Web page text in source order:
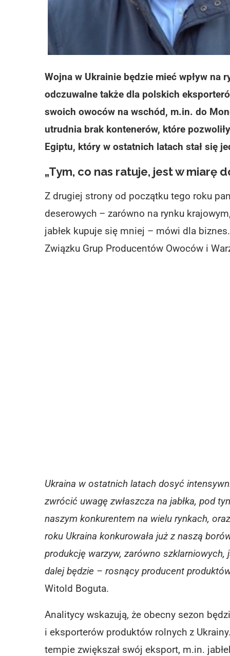
Wojna w Ukrainie będzie mieć wpływ na
odczuwalne także dla polskich
swoich owoców na wschód, m.in. do
utrudnia brak kontenerów, które
Egiptu, który w ostatnich latach stał się
„Tym, co nas ratuje, jest w miarę
Z drugiej strony od początku tego roku
deserowych – zarówno na rynku
jabłek kupuje się mniej – mówi dla
Związku Grup Producentów Owoców i
Ukraina w ostatnich latach dosyć
zwrócić uwagę zwłaszcza na jabłka, pod
naszym konkurentem na wielu rynkach,
roku Ukraina konkurowała już z naszą
produkcję warzyw, zarówno
dalej będzie – rosnący producent
Witold Boguta.
Analitycy wskazują, że obecny sezon
i eksporterów produktów rolnych z
tempie zwiększał swój eksport, m.in.